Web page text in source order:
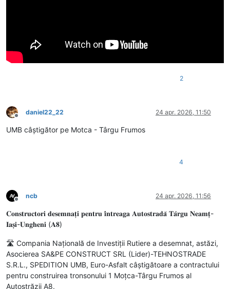
2
Deconectat
daniel22_22 24 apr. 2026, 11:50
UMB câștigător pe Motca - Târgu Frumos
4
Deconectat
ncb 24 apr. 2026, 11:56
𝐂𝐨𝐧𝐬𝐭𝐫𝐮𝐜𝐭𝐨𝐫𝐢 𝐝𝐞𝐬𝐞𝐦𝐧𝐚𝐭̦𝐢 𝐩𝐞𝐧𝐭𝐫𝐮 𝐢̂𝐧𝐭𝐫𝐞𝐚𝐠𝐚 𝐀𝐮𝐭𝐨𝐬𝐭𝐫𝐚𝐝𝐚̆ 𝐓𝐚̂𝐫𝐠𝐮 𝐍𝐞𝐚𝐦𝐭̦-
𝐈𝐚𝐬̦𝐢-𝐔𝐧𝐠𝐡𝐞𝐧𝐢 (𝐀𝟖)
🛣️ Compania Națională de Investiții Rutiere a desemnat, astăzi,
Asocierea SA&PE CONSTRUCT SRL (Lider)-TEHNOSTRADE
S.R.L., SPEDITION UMB, Euro-Asfalt câștigătoare a contractului
pentru construirea tronsonului 1 Moțca-Târgu Frumos al
Autostrăzii A8.